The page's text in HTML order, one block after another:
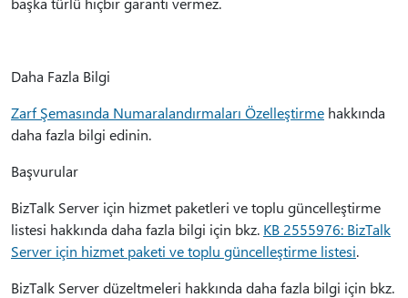
Daha Fazla Bilgi
Zarf Şemasında Numaralandırmaları Özelleştirme hakkında
daha fazla bilgi edinin.
Başvurular
BizTalk Server için hizmet paketleri ve toplu güncelleştirme
listesi hakkında daha fazla bilgi için bkz. KB 2555976: BizTalk
Server için hizmet paketi ve toplu güncelleştirme listesi.
BizTalk Server düzeltmeleri hakkında daha fazla bilgi için bkz.